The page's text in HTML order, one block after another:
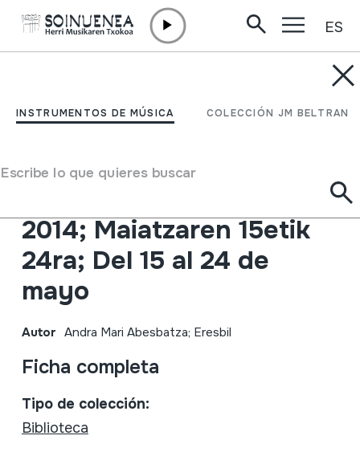
INSTRUMENTOS DE MÚSICA COLECCIÓN JM BELTRAN
Escribe lo que quieres buscar
ES
MUSIKASTE 42; EUSKAL
SEMANA DE LA MÚSICA
2014; Maiatzaren 15etik
24ra; Del 15 al 24 de
mayo
Autor Andra Mari Abesbatza; Eresbil
Ficha completa
Tipo de colección:
Biblioteca